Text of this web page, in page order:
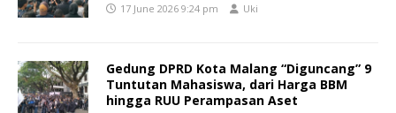
17 June 2026 9:24 pm Uki
Gedung DPRD Kota Malang “Diguncang” 9
Tuntutan Mahasiswa, dari Harga BBM
hingga RUU Perampasan Aset